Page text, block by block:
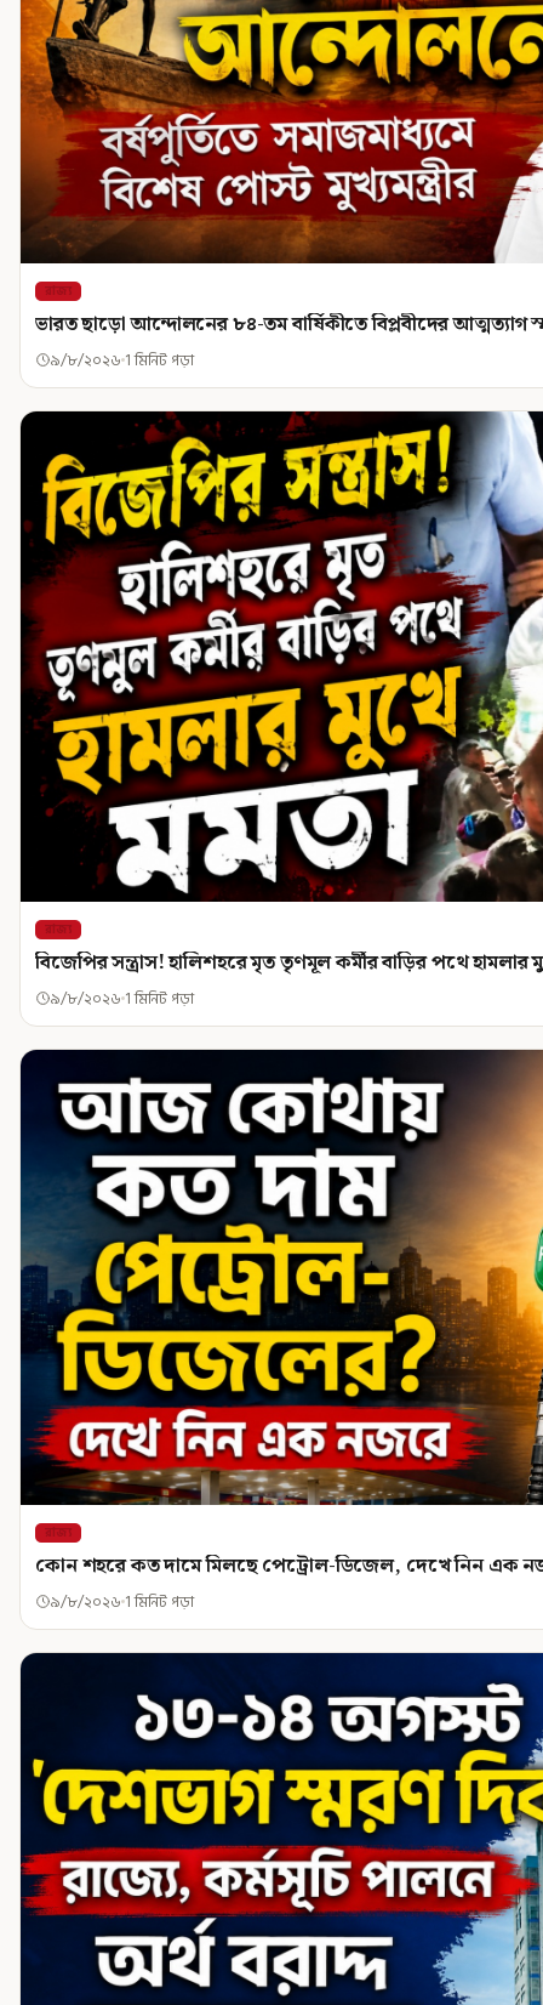
রাজ্য
ভারত ছাড়ো আন্দোলনের ৮৪-তম বার্ষিকীতে বিপ্লবীদের আত্মত্যাগ
৯/৮/২০২৬ 1 মিনিট পড়া
রাজ্য
বিজেপির সন্ত্রাস! হালিশহরে মৃত তৃণমূল কর্মীর বাড়ির পথে হামলার
৯/৮/২০২৬ 1 মিনিট পড়া
রাজ্য
কোন শহরে কত দামে মিলছে পেট্রোল-ডিজেল, দেখে নিন এক
৯/৮/২০২৬ 1 মিনিট পড়া